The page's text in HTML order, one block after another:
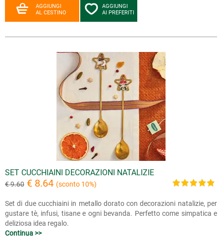
AGGIUNGI
AL CESTINO
AGGIUNGI
AI PREFERITI
SET CUCCHIAINI DECORAZIONI NATALIZIE
€ 9.60 € 8.64 (sconto 10%)
Set di due cucchiaini in metallo dorato con decorazioni natalizie, per
gustare tè, infusi, tisane e ogni bevanda. Perfetto come simpatica e
deliziosa idea regalo.
Continua >>